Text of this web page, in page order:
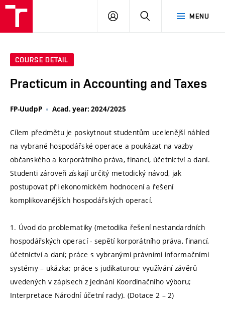
MENU
LOG
SEARCH
COURSE DETAIL
Practicum in Accounting and Taxes
FP-UudpP Acad. year: 2024/2025
Cílem předmětu je poskytnout studentům ucelenější náhled
na vybrané hospodářské operace a poukázat na vazby
občanského a korporátního práva, financí, účetnictví a daní.
Studenti zároveň získají určitý metodický návod, jak
postupovat při ekonomickém hodnocení a řešení
komplikovanějších hospodářských operací.
1. Úvod do problematiky (metodika řešení nestandardních
hospodářských operací - sepětí korporátního práva, financí,
účetnictví a daní; práce s vybranými právními informačními
systémy – ukázka; práce s judikaturou; využívání závěrů
uvedených v zápisech z jednání Koordinačního výboru;
Interpretace Národní účetní rady). (Dotace 2 – 2)